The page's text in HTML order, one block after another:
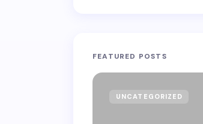
FEATURED POSTS
UNCATEGORIZED